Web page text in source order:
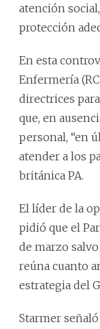
atención
protección
En esta
Enfermería
directrices
que, en
personal, “en
atender a los
británica PA.
El líder de la
pidió que el
de marzo
reúna cuanto
estrategia del
Starmer